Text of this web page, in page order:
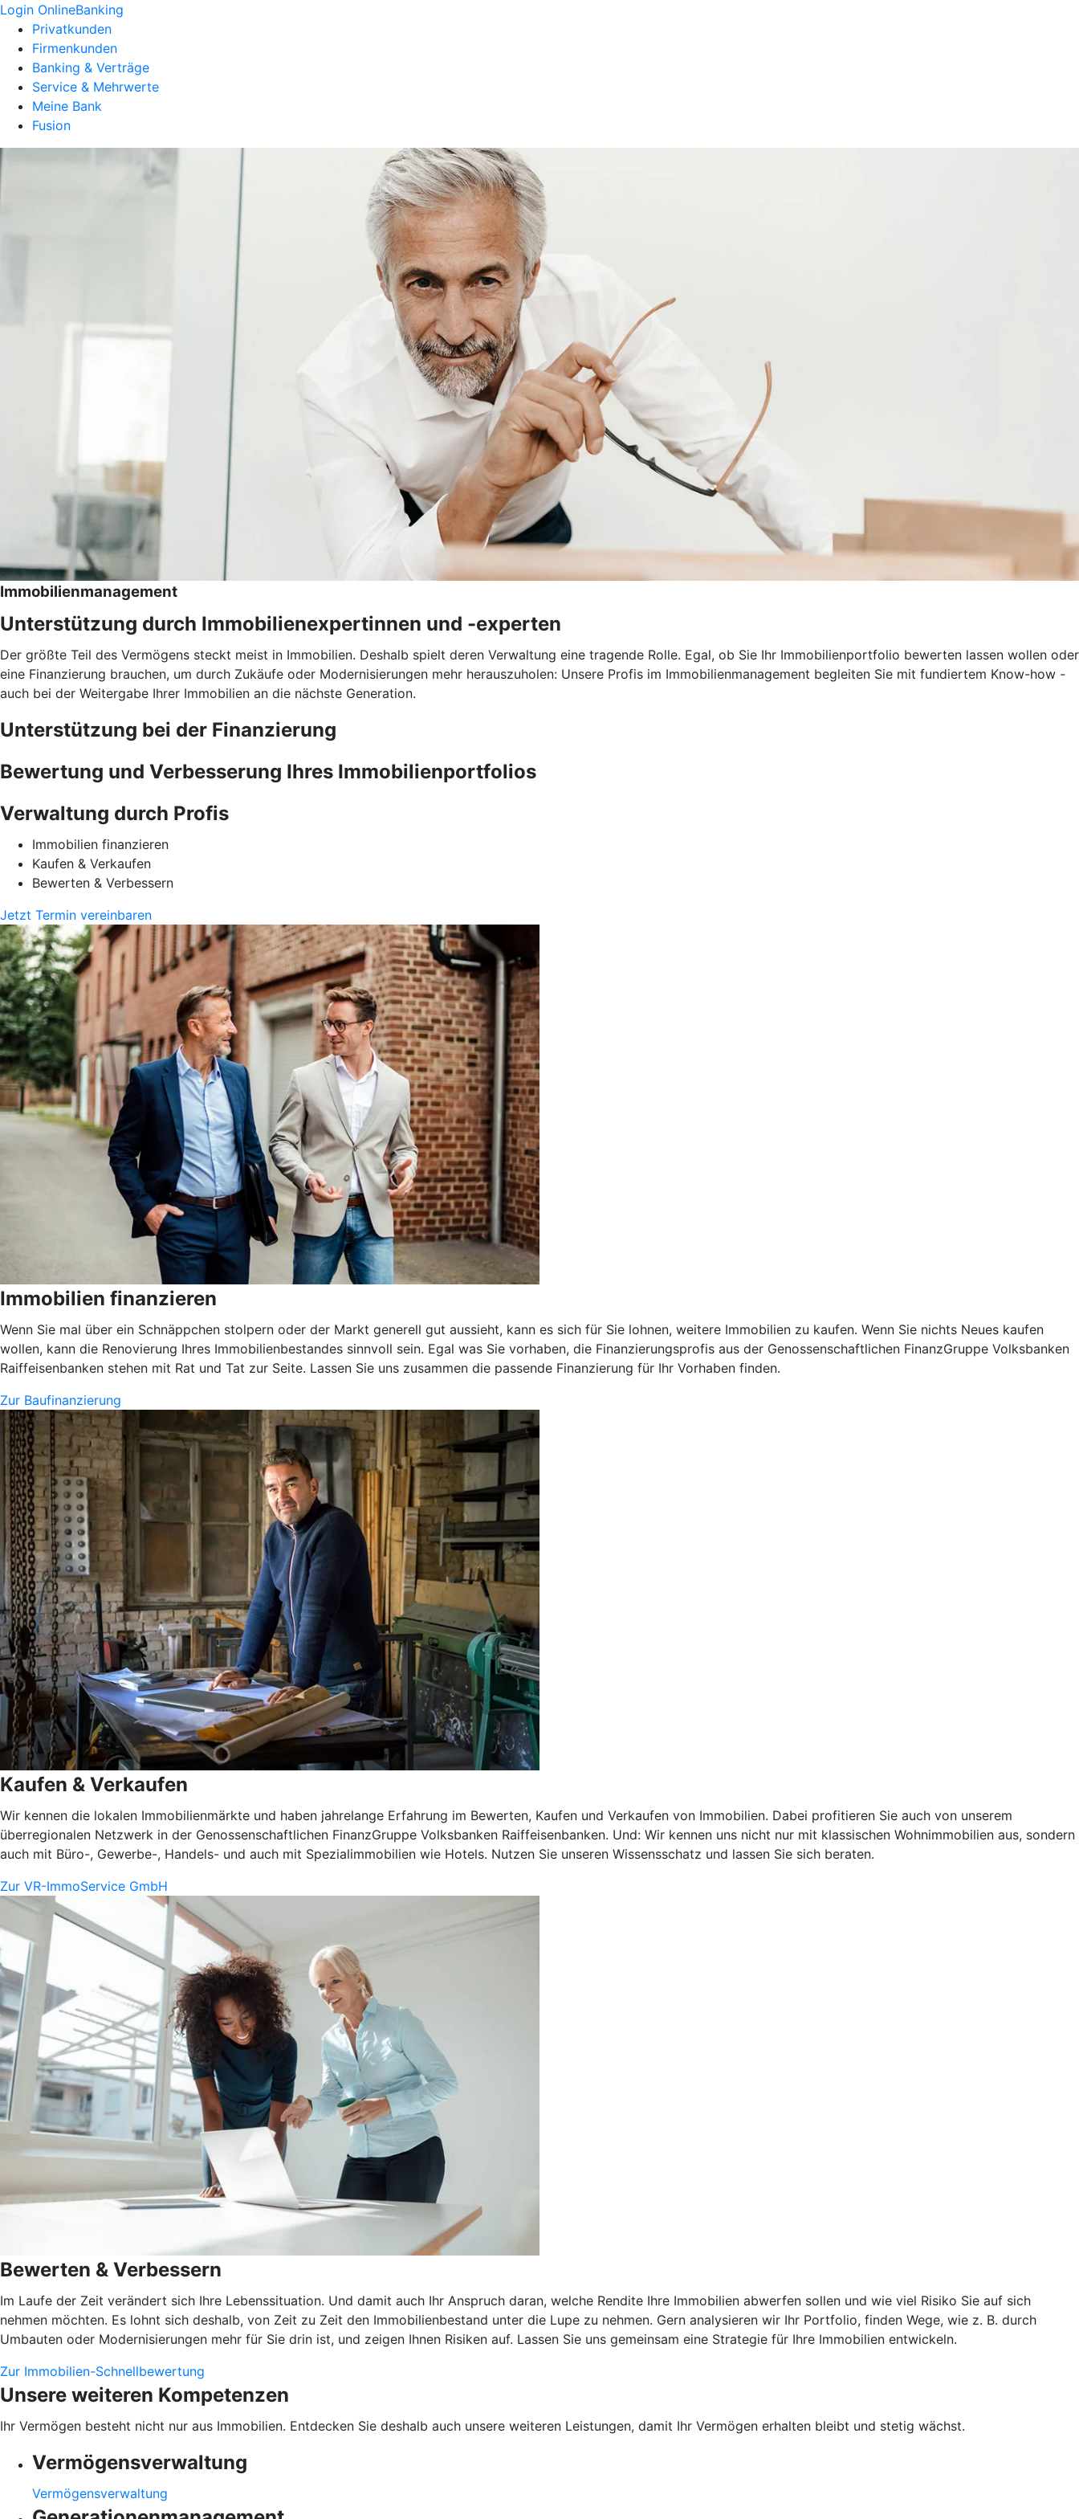
Login OnlineBanking
Privatkunden
Firmenkunden
Banking & Verträge
Service & Mehrwerte
Meine Bank
Fusion
Immobilienmanagement
Unterstützung durch Immobilienexpertinnen und -experten
Der größte Teil des Vermögens steckt meist in Immobilien. Deshalb spielt deren Verwaltung eine tragende Rolle. Egal, ob Sie Ihr Immobilienportfolio bewerten lassen wollen oder
eine Finanzierung brauchen, um durch Zukäufe oder Modernisierungen mehr herauszuholen: Unsere Profis im Immobilienmanagement begleiten Sie mit fundiertem Know-how -
auch bei der Weitergabe Ihrer Immobilien an die nächste Generation.
Unterstützung bei der Finanzierung
Bewertung und Verbesserung Ihres Immobilienportfolios
Verwaltung durch Profis
Immobilien finanzieren
Kaufen & Verkaufen
Bewerten & Verbessern
Jetzt Termin vereinbaren
Immobilien finanzieren
Wenn Sie mal über ein Schnäppchen stolpern oder der Markt generell gut aussieht, kann es sich für Sie lohnen, weitere Immobilien zu kaufen. Wenn Sie nichts Neues kaufen
wollen, kann die Renovierung Ihres Immobilienbestandes sinnvoll sein. Egal was Sie vorhaben, die Finanzierungsprofis aus der Genossenschaftlichen FinanzGruppe Volksbanken
Raiffeisenbanken stehen mit Rat und Tat zur Seite. Lassen Sie uns zusammen die passende Finanzierung für Ihr Vorhaben finden.
Zur Baufinanzierung
Kaufen & Verkaufen
Wir kennen die lokalen Immobilienmärkte und haben jahrelange Erfahrung im Bewerten, Kaufen und Verkaufen von Immobilien. Dabei profitieren Sie auch von unserem
überregionalen Netzwerk in der Genossenschaftlichen FinanzGruppe Volksbanken Raiffeisenbanken. Und: Wir kennen uns nicht nur mit klassischen Wohnimmobilien aus, sondern
auch mit Büro-, Gewerbe-, Handels- und auch mit Spezialimmobilien wie Hotels. Nutzen Sie unseren Wissensschatz und lassen Sie sich beraten.
Zur VR-ImmoService GmbH
Bewerten & Verbessern
Im Laufe der Zeit verändert sich Ihre Lebenssituation. Und damit auch Ihr Anspruch daran, welche Rendite Ihre Immobilien abwerfen sollen und wie viel Risiko Sie auf sich
nehmen möchten. Es lohnt sich deshalb, von Zeit zu Zeit den Immobilienbestand unter die Lupe zu nehmen. Gern analysieren wir Ihr Portfolio, finden Wege, wie z. B. durch
Umbauten oder Modernisierungen mehr für Sie drin ist, und zeigen Ihnen Risiken auf. Lassen Sie uns gemeinsam eine Strategie für Ihre Immobilien entwickeln.
Zur Immobilien-Schnellbewertung
Unsere weiteren Kompetenzen
Ihr Vermögen besteht nicht nur aus Immobilien. Entdecken Sie deshalb auch unsere weiteren Leistungen, damit Ihr Vermögen erhalten bleibt und stetig wächst.
Vermögensverwaltung
Vermögensverwaltung